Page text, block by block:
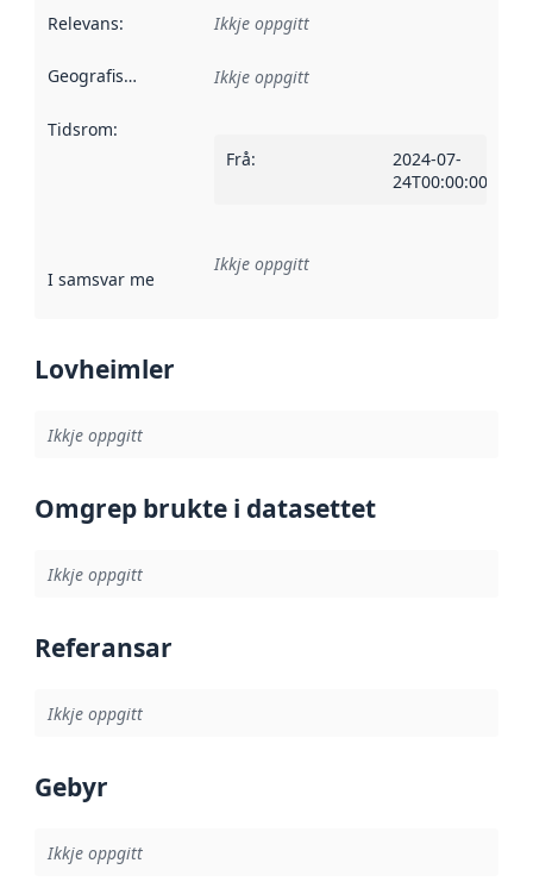
Relevans: Ikkje oppgitt
Geografisk område Ikkje oppgitt
Tidsrom:
Frå:
2024-07-
24T00:00:00Z
I samsvar med Referanse til ei implementeringsregel eller
Ikkje oppgitt
Lovheimler
Ikkje oppgitt
Omgrep brukte i datasettet
Ikkje oppgitt
Referansar
Ikkje oppgitt
Gebyr
Ikkje oppgitt